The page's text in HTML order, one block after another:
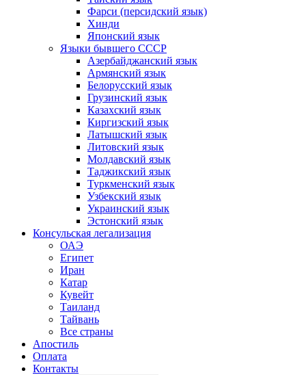
Фарси (персидский язык)
Хинди
Японский язык
Языки бывшего СССР
Азербайджанский язык
Армянский язык
Белорусский язык
Грузинский язык
Казахский язык
Киргизский язык
Латышский язык
Литовский язык
Молдавский язык
Таджикский язык
Туркменский язык
Узбекский язык
Украинский язык
Эстонский язык
Консульская легализация
ОАЭ
Египет
Иран
Катар
Кувейт
Таиланд
Тайвань
Все страны
Апостиль
Оплата
Контакты